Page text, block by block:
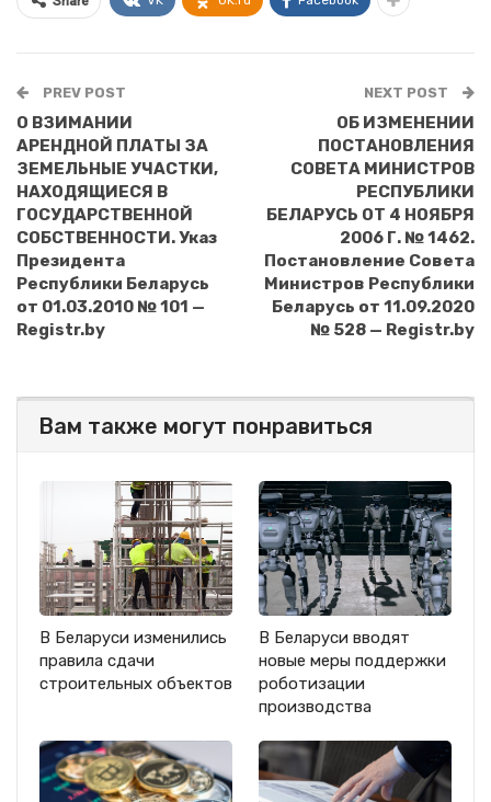
PREV POST
О ВЗИМАНИИ
АРЕНДНОЙ ПЛАТЫ ЗА
ЗЕМЕЛЬНЫЕ УЧАСТКИ,
НАХОДЯЩИЕСЯ В
ГОСУДАРСТВЕННОЙ
СОБСТВЕННОСТИ. Указ
Президента
Республики Беларусь
от 01.03.2010 № 101 —
Registr.by
NEXT POST
ОБ ИЗМЕНЕНИИ
ПОСТАНОВЛЕНИЯ
СОВЕТА МИНИСТРОВ
РЕСПУБЛИКИ
БЕЛАРУСЬ ОТ 4 НОЯБРЯ
2006 Г. № 1462.
Постановление Совета
Министров Республики
Беларусь от 11.09.2020
№ 528 — Registr.by
Вам также могут понравиться
В Беларуси изменились
правила сдачи
строительных объектов
В Беларуси вводят
новые меры поддержки
роботизации
производства